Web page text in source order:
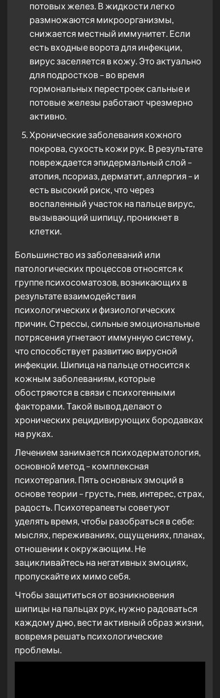
потовых желез. В жидкости легко
размножаются микроорганизмы,
снижается местный иммунитет. Если
есть входные ворота для инфекции,
вирус заселяется в кожу. Это актуально
для подростков – во время
гормональных перестроек сальные и
потовые железы работают чрезмерно
активно.
Хронические заболевания кожного
покрова, сухость кожи рук. В результате
повреждается эпидермальный слой –
атопия, псориаз, дерматит, аллергия – и
есть высокий риск, что через
воспаленный участок на пальце вирус,
вызывающий шипицу, проникнет в
клетки.
Большинство из заболеваний или
патологических процессов относятся к
группе психосоматозов, возникающих в
результате взаимодействия
психологических и физиологических
причин. Стрессы, сильные эмоциональные
потрясения угнетают иммунную систему,
что способствует развитию вирусной
инфекции. Шипица на пальце относится к
кожным заболеваниям, которые
обостряются в связи с психогенными
факторами. Такой вывод делают о
хронических рецидивирующих бородавках
на руках.
Лечением занимается психодерматология,
основной метод – комплексная
психотерапия. Пять основных эмоций в
основе теории – грусть, гнев, интерес, страх,
радость. Психотерапевты советуют
уделять время, чтобы разобраться в себе:
мыслях, переживаниях, ощущениях, планах,
отношении к окружающим. Не
зацикливайтесь на негативных эмоциях,
пропускайте их мимо себя.
Чтобы защититься от возникновения
шипицы на пальцах рук, нужно радоваться
каждому дню, вести активный образ жизни,
вовремя решать психологические
проблемы.